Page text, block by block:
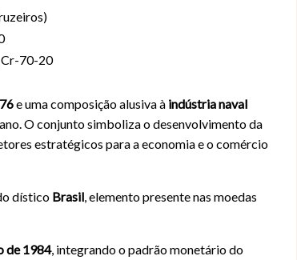
70-20
e uma composição alusiva à indústria naval
O conjunto simboliza o desenvolvimento da
estratégicos para a economia e o comércio
dístico Brasil , elemento presente nas moedas
de 1984, integrando o padrão monetário do